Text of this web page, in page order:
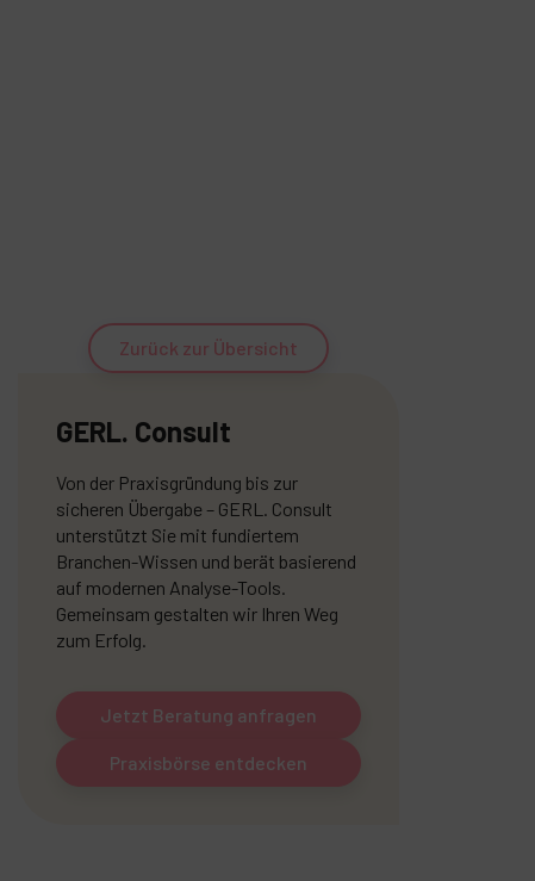
Zurück zur Übersicht
GERL. Consult
Von der Praxisgründung bis zur
sicheren Übergabe – GERL. Consult
unterstützt Sie mit fundiertem
Branchen-Wissen und berät basierend
auf modernen Analyse-Tools.
Gemeinsam gestalten wir Ihren Weg
zum Erfolg.
Jetzt Beratung anfragen
Praxisbörse entdecken